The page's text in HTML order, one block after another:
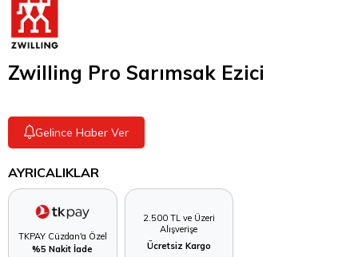
Zwilling Pro Sarımsak Ezici
Gelince Haber Ver
AYRICALIKLAR
TKPAY Cüzdan'a Özel
%5 Nakit İade
2.500 TL ve Üzeri
Alışverişe
Ücretsiz Kargo